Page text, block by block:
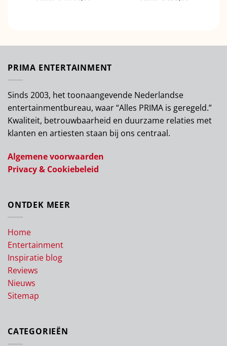
PRIMA ENTERTAINMENT
Sinds 2003, het toonaangevende Nederlandse
entertainmentbureau, waar “Alles PRIMA is geregeld.”
Kwaliteit, betrouwbaarheid en duurzame relaties met
klanten en artiesten staan bij ons centraal.
Algemene voorwaarden
Privacy & Cookiebeleid
ONTDEK MEER
Home
Entertainment
Inspiratie blog
Reviews
Nieuws
Sitemap
CATEGORIEËN